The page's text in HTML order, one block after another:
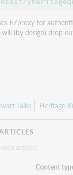
EZproxy for
(by design) drop
Talks
articles.
Content